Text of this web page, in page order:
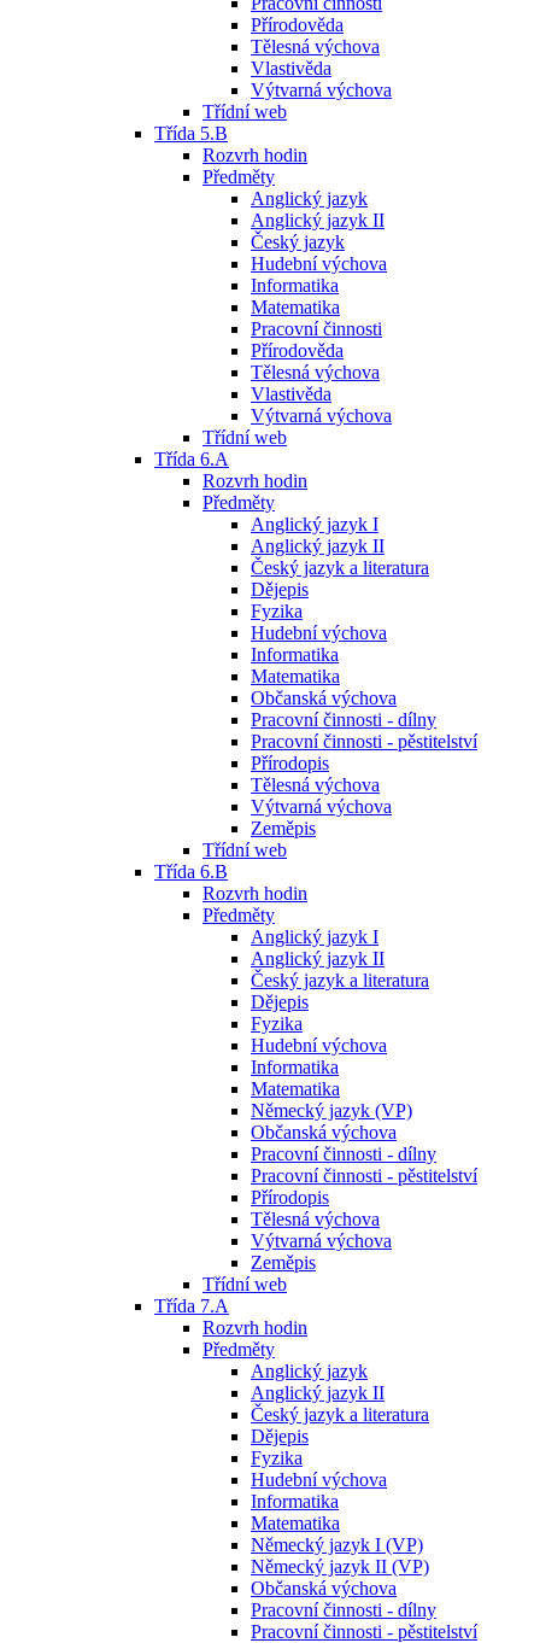
Přírodověda
Tělesná výchova
Vlastivěda
Výtvarná výchova
Třídní web
Třída 5.B
Rozvrh hodin
Předměty
Anglický jazyk
Anglický jazyk II
Český jazyk
Hudební výchova
Informatika
Matematika
Pracovní činnosti
Přírodověda
Tělesná výchova
Vlastivěda
Výtvarná výchova
Třídní web
Třída 6.A
Rozvrh hodin
Předměty
Anglický jazyk I
Anglický jazyk II
Český jazyk a literatura
Dějepis
Fyzika
Hudební výchova
Informatika
Matematika
Občanská výchova
Pracovní činnosti - dílny
Pracovní činnosti - pěstitelství
Přírodopis
Tělesná výchova
Výtvarná výchova
Zeměpis
Třídní web
Třída 6.B
Rozvrh hodin
Předměty
Anglický jazyk I
Anglický jazyk II
Český jazyk a literatura
Dějepis
Fyzika
Hudební výchova
Informatika
Matematika
Německý jazyk (VP)
Občanská výchova
Pracovní činnosti - dílny
Pracovní činnosti - pěstitelství
Přírodopis
Tělesná výchova
Výtvarná výchova
Zeměpis
Třídní web
Třída 7.A
Rozvrh hodin
Předměty
Anglický jazyk
Anglický jazyk II
Český jazyk a literatura
Dějepis
Fyzika
Hudební výchova
Informatika
Matematika
Německý jazyk I (VP)
Německý jazyk II (VP)
Občanská výchova
Pracovní činnosti - dílny
Pracovní činnosti - pěstitelství